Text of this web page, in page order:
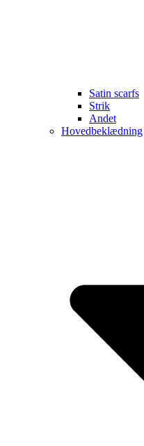
Satin scarfs
Strik
Andet
Hovedbeklædning